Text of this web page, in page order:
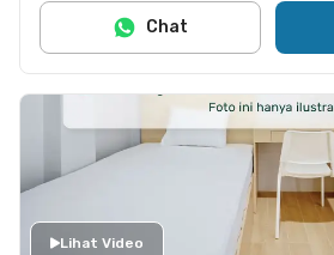
Chat
Lihat Video